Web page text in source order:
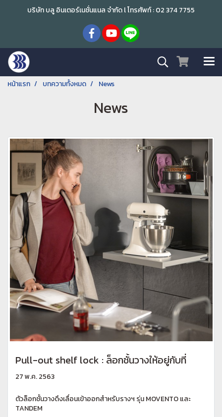
บริษัท บลู อินเตอร์เนชั่นแนล จำกัด l โทรศัพท์ : 02 374 7755
หน้าแรก บทความทั้งหมด News
News
Pull-out shelf lock : ล็อกชั้นวางให้อยู่กับที่
27 พ.ค. 2563
ตัวล็อกชั้นวางดึงเลื่อนเข้าออกสำหรับรางฯ รุ่น MOVENTO และ
TANDEM